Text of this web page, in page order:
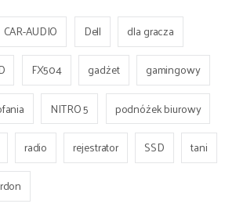
CAR-AUDIO Dell
dla gracza
FX504 gadżet
gamingowy
NITRO 5
podnóżek biurowy
radio rejestrator SSD
tani